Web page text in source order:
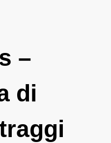
–
di